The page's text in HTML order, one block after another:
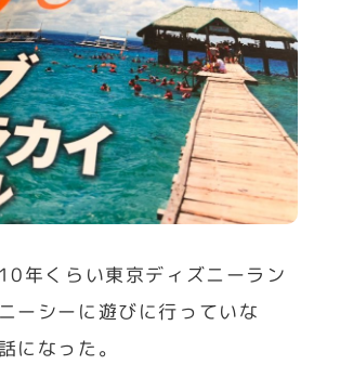
年くらい東京ディズニーラン
ーシーに遊びに行っていな
になった。